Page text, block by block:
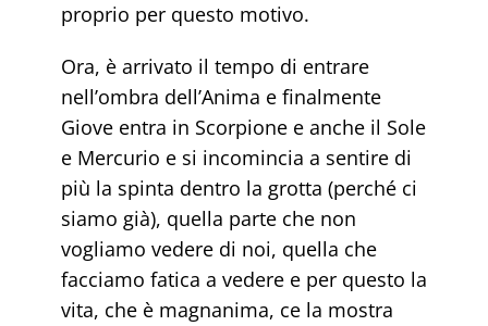
proprio per questo motivo.
Ora, è arrivato il tempo di entrare
nell’ombra dell’Anima e finalmente
Giove entra in Scorpione e anche il Sole
e Mercurio e si incomincia a sentire di
più la spinta dentro la grotta (perché ci
siamo già), quella parte che non
vogliamo vedere di noi, quella che
facciamo fatica a vedere e per questo la
vita, che è magnanima, ce la mostra